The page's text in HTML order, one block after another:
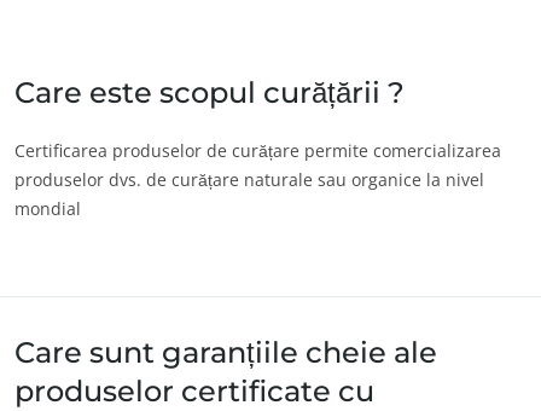
Despre noi
Știri/Noutăți
America
Argentina (spaniolă)
Chile (spaniolă)
Columbia (spaniolă)
Care este scopul curățării ?
Certificarea produselor de curățare permite comercializarea
produselor dvs. de curățare naturale sau organice la nivel
mondial
Care sunt garanțiile cheie ale
produselor certificate cu